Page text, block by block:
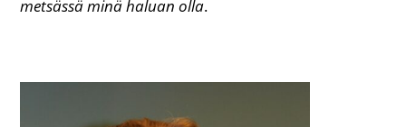
metsässä minä haluan olla.